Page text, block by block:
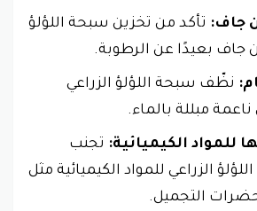
جاف: تأكد من تخزين سبحة اللؤلؤ
جاف بعيدًا عن الرطوبة.
نظّف سبحة اللؤلؤ الزراعي
مبللة بالماء.
للمواد الكيميائية: تجنب
الزراعي للمواد الكيميائية مثل
التجميل.